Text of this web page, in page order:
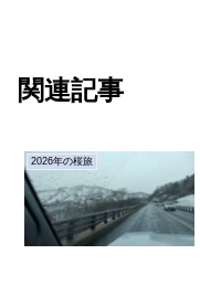
関連記事
2026年の桜旅